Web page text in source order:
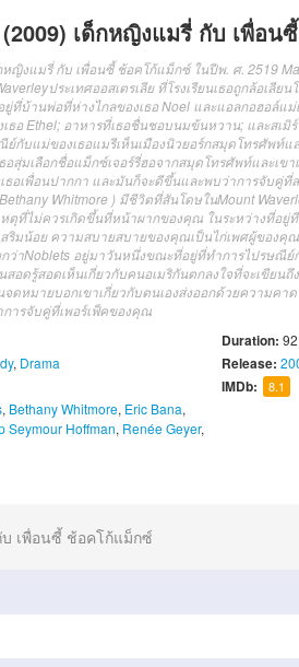
เด็กหญิงแมรี่ กับ เพื่อ
หญิงแมรี่ กับ เพื่อนซี้ ช้อคโก้แม็กซ์ ในปีพ. ศ. 2519
ประเทศออสเตรเลีย ที่โรงเรียนเธอถูกล้อเลี
ที่บ้านพ่อที่ห่างไกลของเธอ Noel และแอลกอฮอล์แ
ธอ Ethel; อาหารที่เธอชื่นชอบนมข้นหวาน; และสเ
กับแม่ของเธอแมรีเห็นเมืองนิวยอร์กสมุดโทรศัพท์แ
อสุ่มเลือกชื่อแม็กซ์เจอร์รี่ฮอจากสมุดโทรศัพท์และเข
เธอเพื่อนปากกา และมันก็จะดีขึ้นและพบว่าการจับคู่
Whitmore ) มีชีวิตที่สันโดษในMount
เหตุที่ไม่ควรเกิดขึ้นที่หน้าผากของคุณ ในระหว่างที่
สริมน้อย ความสบายสบายของคุณเป็นไก่เพศผู้ขอ
กว่าNoblets อยู่มาวันหนึ่งขณะที่อยู่ที่ทำการไปรษณี
สอดรู้สอดเห็นเกี่ยวกับคนอเมริกันตกลงใจที่จะเขีย
ดหมายบอกเขาเกี่ยวกับตนเองส่งออกด้วยความคา
ารจับคู่ที่เพอร์เฟ็คของคุณ
, Drama
, Bethany Whitmore, Eric Bana,
Seymour Hoffman, Renée Geyer,
Duration:
Release:
IMDb: 8.1
เพื่อนซี้ ช้อคโก้แม็กซ์